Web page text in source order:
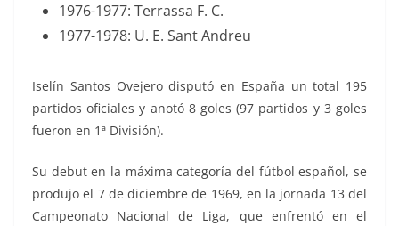
1976-1977: Terrassa F. C.
1977-1978: U. E. Sant Andreu
Iselín Santos Ovejero disputó en España un total 195
partidos oficiales y anotó 8 goles (97 partidos y 3 goles
fueron en 1ª División).
Su debut en la máxima categoría del fútbol español, se
produjo el 7 de diciembre de 1969, en la jornada 13 del
Campeonato Nacional de Liga, que enfrentó en el